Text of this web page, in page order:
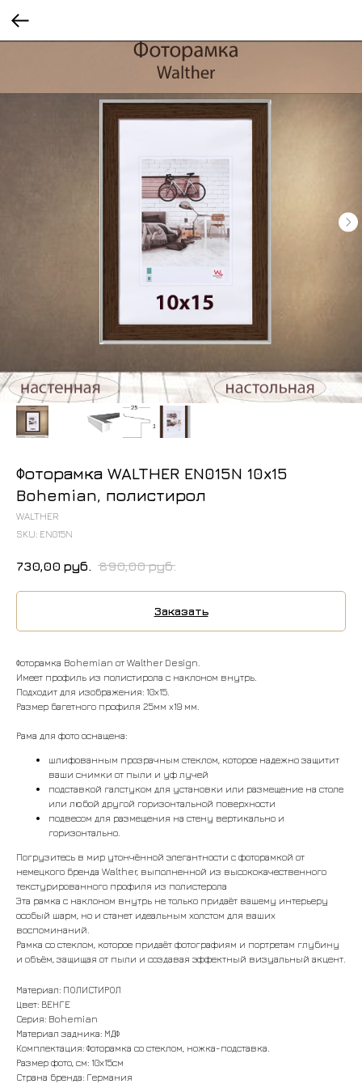
Фоторамка WALTHER EN015N 10x15
Bohemian, полистирол
WALTHER
SKU: EN015N
730,00 руб. 890,00 руб.
Заказать
Фоторамка Bohemian от Walther Design.
Имеет профиль из полистирола с наклоном внутрь.
Подходит для изображения: 10х15.
Размер багетного профиля 25мм x19 мм.
Рама для фото оснащена:
шлифованным прозрачным стеклом, которое надежно защитит
ваши снимки от пыли и уф лучей
подставкой галстуком для установки или размещение на столе
или любой другой горизонтальной поверхности
подвесом для размещения на стену вертикально и
горизонтально.
Погрузитесь в мир утончённой элегантности с фоторамкой от
немецкого бренда Walther, выполненной из высококачественного
текстурированного профиля из полистерола
Эта рамка с наклоном внутрь не только придаёт вашему интерьеру
особый шарм, но и станет идеальным холстом для ваших
воспоминаний.
Рамка со стеклом, которое придаёт фотографиям и портретам глубину
и объём, защищая от пыли и создавая эффектный визуальный акцент.
Материал: ПОЛИСТИРОЛ
Цвет: ВЕНГЕ
Серия: Bohemian
Материал задника: МДФ
Комплектация: Фоторамка со стеклом, ножка-подставка.
Размер фото, см: 10х15см
Страна бренда: Германия